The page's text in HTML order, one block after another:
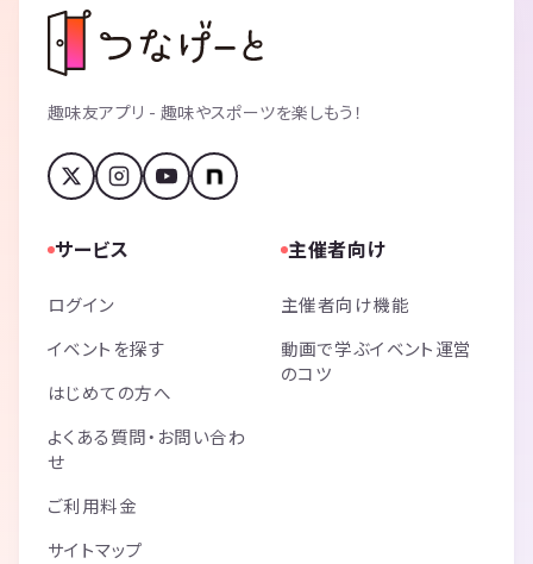
趣味友アプリ - 趣味やスポーツを楽しもう！
サービス
ログイン
イベントを探す
はじめての方へ
よくある質問・お問い合わ
せ
ご利用料金
サイトマップ
主催者向け
主催者向け機能
動画で学ぶイベント運営
のコツ